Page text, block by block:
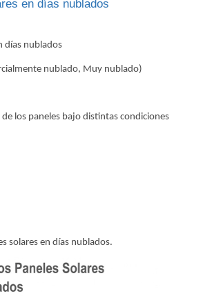
en días nublados
días nublados
nublado, Muy nublado)
los paneles bajo distintas condiciones
solares en días nublados.